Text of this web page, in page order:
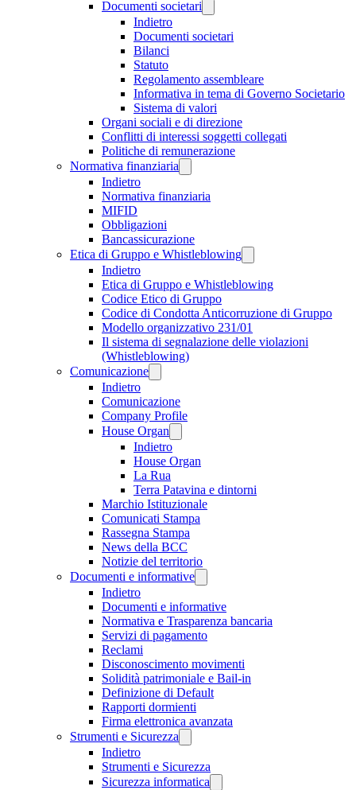
Documenti societari
Indietro
Documenti societari
Bilanci
Statuto
Regolamento assembleare
Informativa in tema di Governo Societario
Sistema di valori
Organi sociali e di direzione
Conflitti di interessi soggetti collegati
Politiche di remunerazione
Normativa finanziaria
Indietro
Normativa finanziaria
MIFID
Obbligazioni
Bancassicurazione
Etica di Gruppo e Whistleblowing
Indietro
Etica di Gruppo e Whistleblowing
Codice Etico di Gruppo
Codice di Condotta Anticorruzione di Gruppo
Modello organizzativo 231/01
Il sistema di segnalazione delle violazioni
(Whistleblowing)
Comunicazione
Indietro
Comunicazione
Company Profile
House Organ
Indietro
House Organ
La Rua
Terra Patavina e dintorni
Marchio Istituzionale
Comunicati Stampa
Rassegna Stampa
News della BCC
Notizie del territorio
Documenti e informative
Indietro
Documenti e informative
Normativa e Trasparenza bancaria
Servizi di pagamento
Reclami
Disconoscimento movimenti
Solidità patrimoniale e Bail-in
Definizione di Default
Rapporti dormienti
Firma elettronica avanzata
Strumenti e Sicurezza
Indietro
Strumenti e Sicurezza
Sicurezza informatica